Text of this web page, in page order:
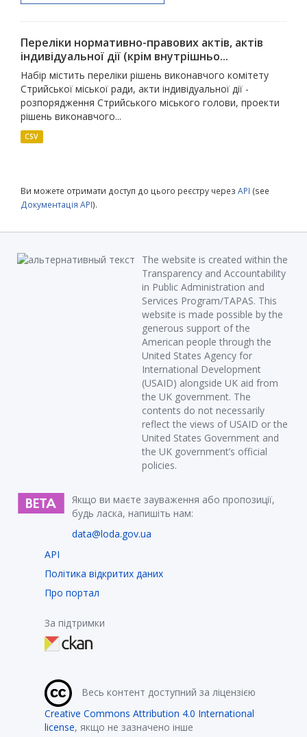
Переліки нормативно-правових актів, актів
індивідуальної дії (крім внутрішньо...
Набір містить переліки рішень виконавчого комітету
Стрийської міської ради, акти індивідуальної дії -
розпорядження Стрийського міського голови, проекти
рішень виконавчого...
CSV
Ви можете отримати доступ до цього реєстру через API (see
Документація API).
The website is created within the
Transparency and Accountability
in Public Administration and
Services Program/TAPAS. This
website is made possible by the
generous support of the
American people through the
United States Agency for
International Development
(USAID) alongside UK aid from
the UK government. The
contents do not necessarily
reflect the views of USAID or the
United States Government and
the UK government’s official
policies.
Якщо ви маєте зауваження або пропозиції,
будь ласка, напишіть нам:
data@loda.gov.ua
API
Політика відкритих даних
Про портал
За підтримки
Весь контент доступний за ліцензією
Creative Commons Attribution 4.0 International
license, якщо не зазначено інше